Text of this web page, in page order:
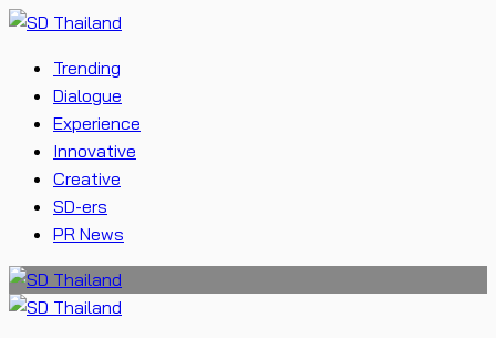
Trending
Dialogue
Experience
Innovative
Creative
SD-ers
PR News